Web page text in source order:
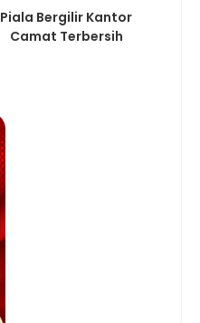
Piala Bergilir Kantor
Camat Terbersih